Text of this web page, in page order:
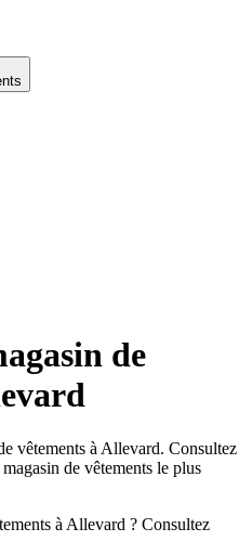
de
vêtements à Allevard. Consultez
de vêtements le plus
à Allevard ? Consultez